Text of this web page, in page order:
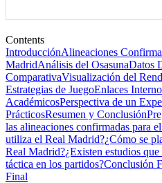
Contents
IntroducciónAlineaciones
MadridAnálisis del OsasunaDatos
ComparativaVisualización del
Estrategias de JuegoEnlaces
AcadémicosPerspectiva de un
PrácticosResumen y Conclusión
las alineaciones confirmadas para
utiliza el Real Madrid?¿Cómo se
Real Madrid?¿Existen estudios
táctica en los partidos?Conclusión
Final